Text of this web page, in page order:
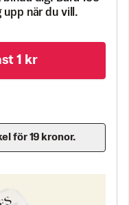
upp när du vill.
1 kr
för 19 kronor.